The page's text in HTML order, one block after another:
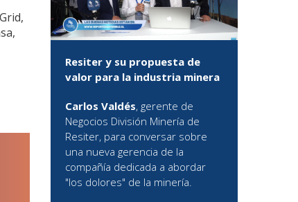
Resiter y su propuesta de
valor para la industria minera
Carlos Valdés, gerente de
Negocios División Minería de
Resiter, para conversar sobre
una nueva gerencia de la
compañía dedicada a abordar
"los dolores" de la minería.